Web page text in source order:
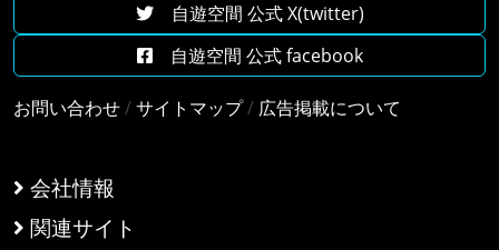
会社情報
関連サイト
自遊空間 公式 X(twitter)
自遊空間 公式 facebook
お問い合わせ/サイトマップ/ 広告掲載について